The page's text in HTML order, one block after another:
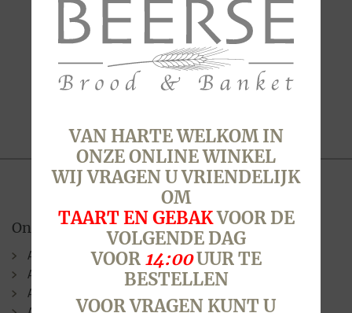
Er zijn geen producten gevonden
Onze winkels
Alkmaar (Berenkoog)
Alkmaar (Stationsweg)
Alkmaar (Laat )
VAN HARTE WELKOM IN
ONZE ONLINE WINKEL
WIJ VRAGEN U VRIENDELIJK
OM
TAART EN GEBAKVOOR DE
VOLGENDE DAG
VOOR 14:00UUR TE
BESTELLEN
VOOR VRAGEN KUNT U